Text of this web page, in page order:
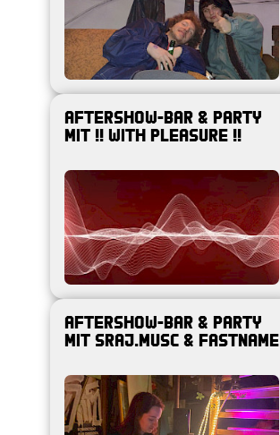
AFTERSHOW-BAR & PARTY
MIT !! With Pleasure !!
AFTERSHOW-BAR & PARTY
MIT Sraj.Musc & FastName